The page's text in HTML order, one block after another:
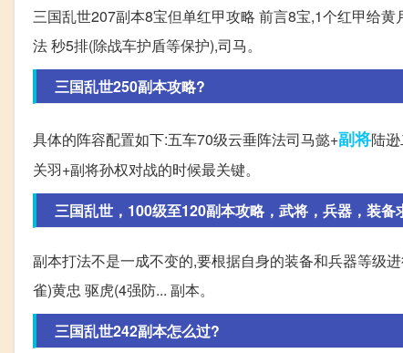
三国乱世207副本8宝但单红甲攻略 前言8宝,1个红甲给
法 秒5排(除战车护盾等保护),司马。
三国乱世250副本攻略?
具体的阵容配置如下:五车70级云垂阵法司马懿+副将陆
关羽+副将孙权对战的时候最关键。
三国乱世，100级至120副本攻略，武将，兵器，装备
副本打法不是一成不变的,要根据自身的装备和兵器等级
雀)黄忠 驱虎(4强防... 副本。
三国乱世242副本怎么过?